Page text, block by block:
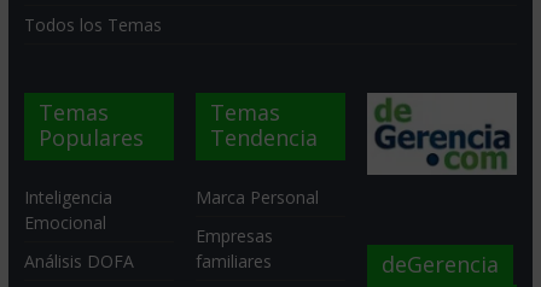
Todos los Temas
Temas
Populares
Inteligencia
Emocional
Análisis DOFA
Temas
Tendencia
Marca Personal
Empresas
familiares
deGerencia